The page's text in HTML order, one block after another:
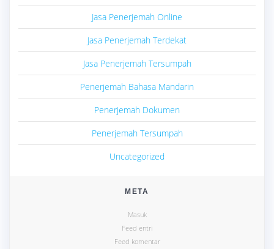
Jasa Penerjemah Online
Jasa Penerjemah Terdekat
Jasa Penerjemah Tersumpah
Penerjemah Bahasa Mandarin
Penerjemah Dokumen
Penerjemah Tersumpah
Uncategorized
META
Masuk
Feed entri
Feed komentar